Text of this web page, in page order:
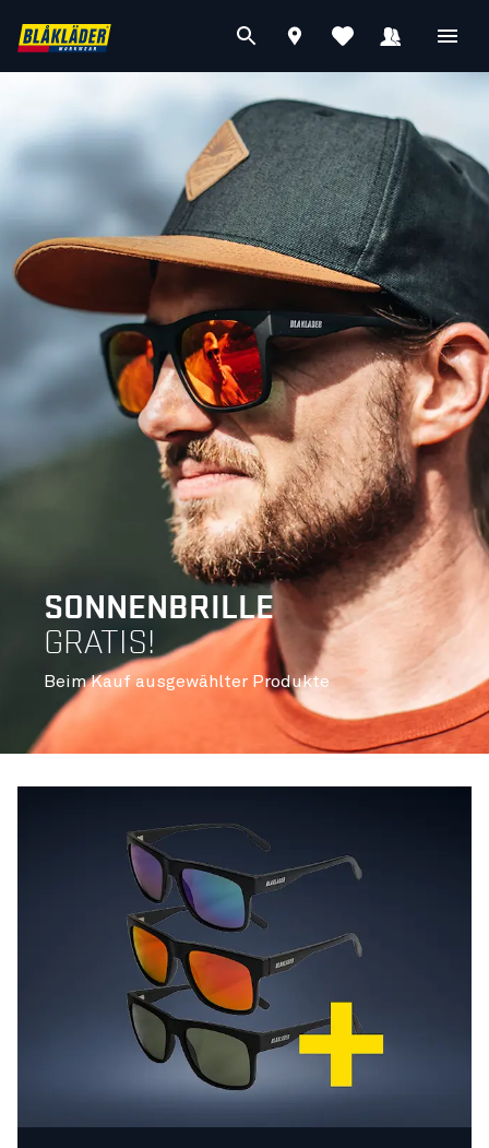
SONNENBRILLE
GRATIS!
Beim Kauf ausgewählter Produkte